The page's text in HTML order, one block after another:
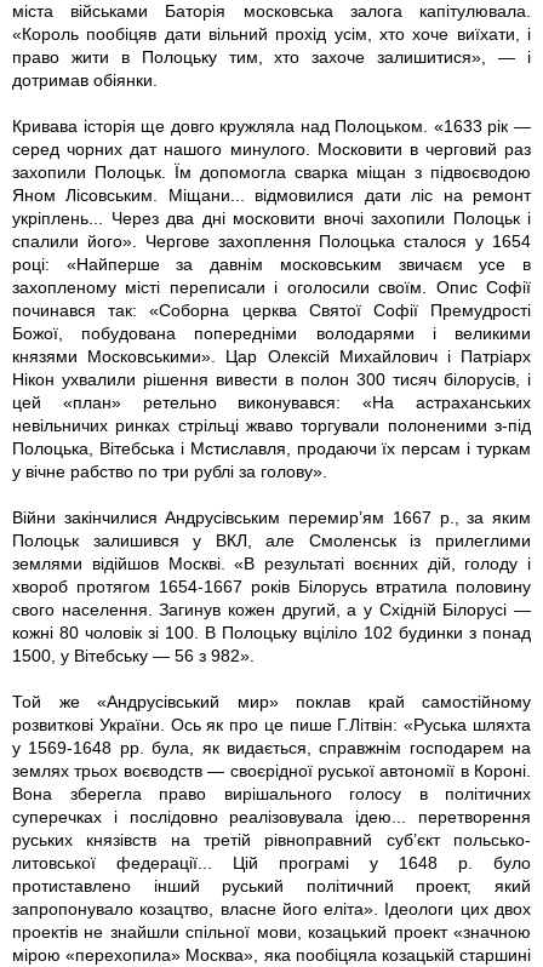
міста військами Баторія московська залога капітулювала.
«Король пообіцяв дати вільний прохід усім, хто хоче виїхати, і
право жити в Полоцьку тим, хто захоче залишитися», — і
дотримав обіянки.
Кривава історія ще довго кружляла над Полоцьком. «1633 рік —
серед чорних дат нашого минулого. Московити в черговий раз
захопили Полоцьк. Їм допомогла сварка міщан з підвоєводою
Яном Лісовським. Міщани... відмовилися дати ліс на ремонт
укріплень... Через два дні московити вночі захопили Полоцьк і
спалили його». Чергове захоплення Полоцька сталося у 1654
році: «Найперше за давнім московським звичаєм усе в
захопленому місті переписали і оголосили своїм. Опис Софії
починався так: «Соборна церква Святої Софії Премудрості
Божої, побудована попередніми володарями і великими
князями Московськими». Цар Олексій Михайлович і Патріарх
Нікон ухвалили рішення вивести в полон 300 тисяч білорусів, і
цей «план» ретельно виконувався: «На астраханських
невільничих ринках стрільці жваво торгували полоненими з-під
Полоцька, Вітебська і Мстиславля, продаючи їх персам і туркам
у вічне рабство по три рублі за голову».
Війни закінчилися Андрусівським перемир’ям 1667 р., за яким
Полоцьк залишився у ВКЛ, але Смоленськ із прилеглими
землями відійшов Москві. «В результаті воєнних дій, голоду і
хвороб протягом 1654-1667 років Білорусь втратила половину
свого населення. Загинув кожен другий, а у Східній Білорусі —
кожні 80 чоловік зі 100. В Полоцьку вціліло 102 будинки з понад
1500, у Вітебську — 56 з 982».
Той же «Андрусівський мир» поклав край самостійному
розвиткові України. Ось як про це пише Г.Літвін: «Руська шляхта
у 1569-1648 рр. була, як видається, справжнім господарем на
землях трьох воєводств — своєрідної руської автономії в Короні.
Вона зберегла право вирішального голосу в політичних
суперечках і послідовно реалізовувала ідею... перетворення
руських князівств на третій рівноправний суб’єкт польсько-
литовської федерації... Цій програмі у 1648 р. було
протиставлено інший руський політичний проект, який
запропонувало козацтво, власне його еліта». Ідеологи цих двох
проектів не знайшли спільної мови, козацький проект «значною
мірою «перехопила» Москва», яка пообіцяла козацькій старшині